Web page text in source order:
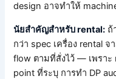
design อาจทำให้
นัยสำคัญสำหรับ rental: ถ้
กว่า spec เครื่อง rental จ
flow ตามที่สั่งไว้ — เพรา
point ที่ระบุ การทำ DP